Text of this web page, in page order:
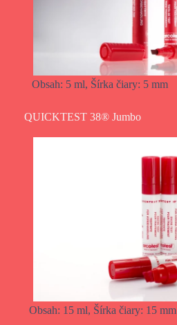
Obsah: 5 ml, Šírka čiary: 5 mm
QUICKTEST 38® Jumbo
Obsah: 15 ml, Šírka čiary: 15 mm